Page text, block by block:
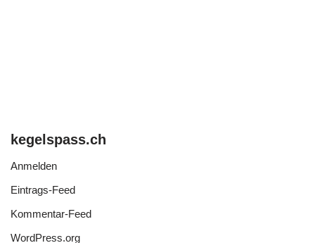
kegelspass.ch
Anmelden
Eintrags-Feed
Kommentar-Feed
WordPress.org